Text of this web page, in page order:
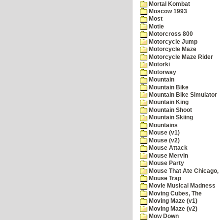
Mortal Kombat
Moscow 1993
Most
Motie
Motorcross 800
Motorcycle Jump
Motorcycle Maze
Motorcycle Maze Rider
Motorki
Motorway
Mountain
Mountain Bike
Mountain Bike Simulator
Mountain King
Mountain Shoot
Mountain Skiing
Mountains
Mouse (v1)
Mouse (v2)
Mouse Attack
Mouse Mervin
Mouse Party
Mouse That Ate Chicago,
Mouse Trap
Movie Musical Madness
Moving Cubes, The
Moving Maze (v1)
Moving Maze (v2)
Mow Down